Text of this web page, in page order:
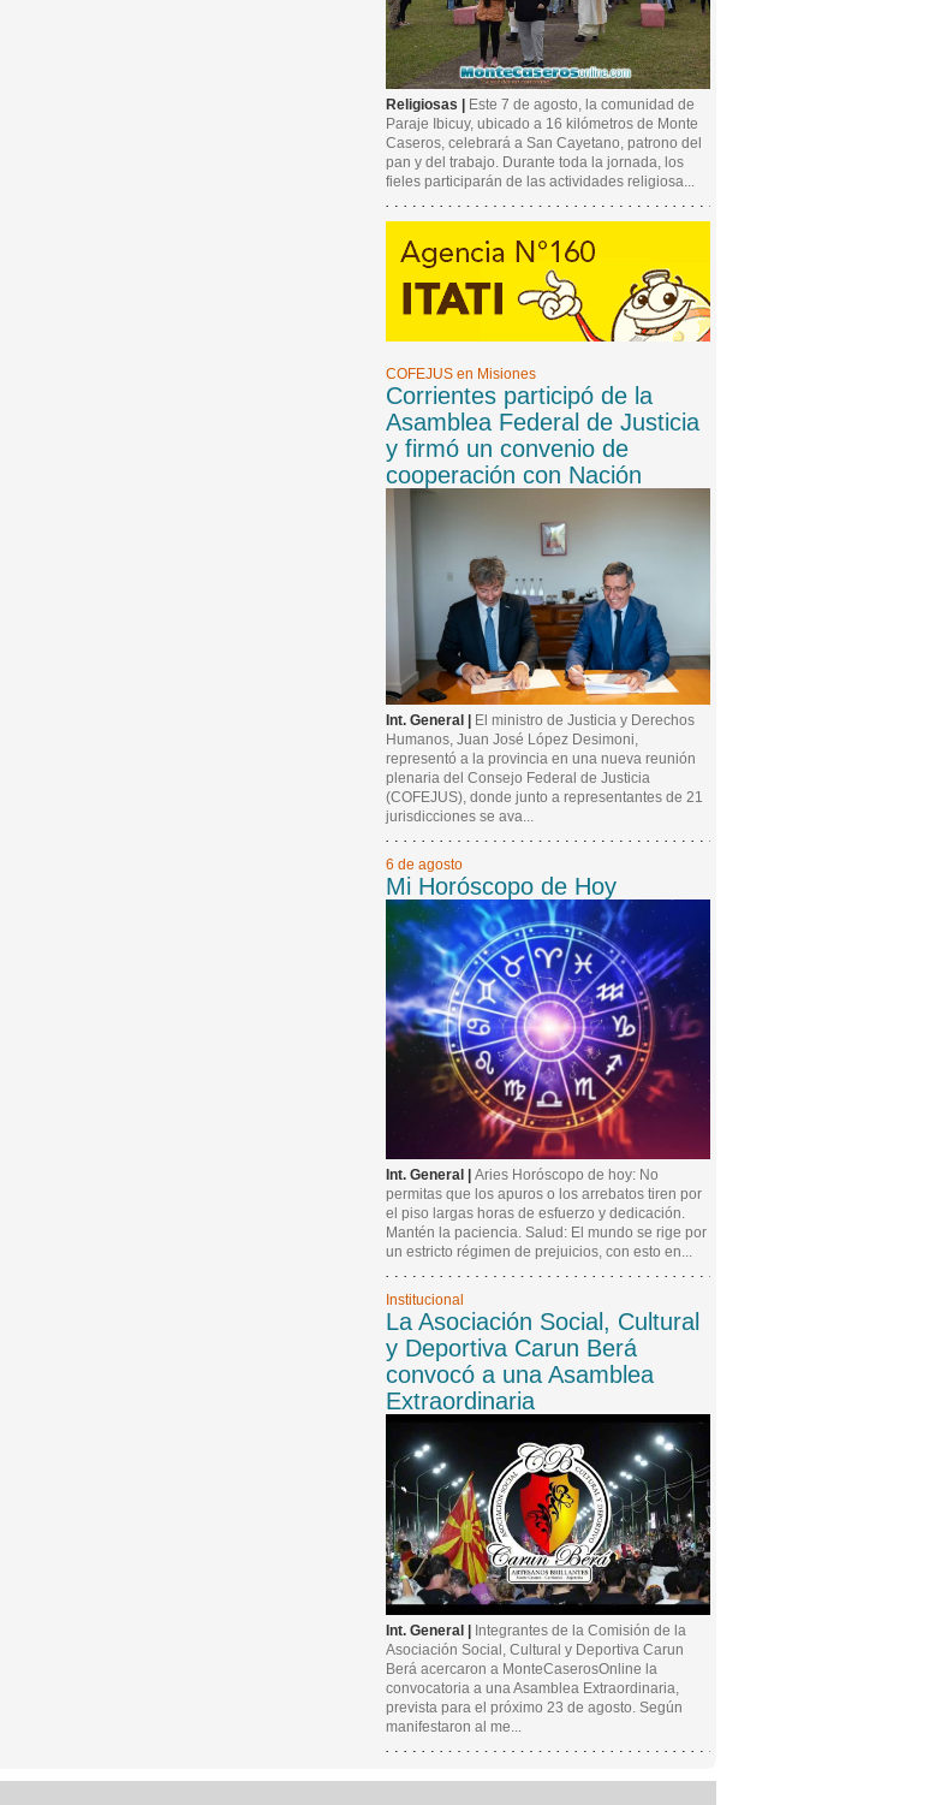
Religiosas |
Este 7 de agosto, la comunidad de
Paraje Ibicuy, ubicado a 16 kilómetros de Monte
Caseros, celebrará a San Cayetano, patrono del
pan y del trabajo. Durante toda la jornada, los
fieles participarán de las actividades religiosa...
COFEJUS en Misiones
Corrientes participó de la
Asamblea Federal de Justicia
y firmó un convenio de
cooperación con Nación
Int. General |
El ministro de Justicia y Derechos
Humanos, Juan José López Desimoni,
representó a la provincia en una nueva reunión
plenaria del Consejo Federal de Justicia
(COFEJUS), donde junto a representantes de 21
jurisdicciones se ava...
6 de agosto
Mi Horóscopo de Hoy
Int. General | Aries Horóscopo de hoy: No
permitas que los apuros o los arrebatos tiren por
el piso largas horas de esfuerzo y dedicación.
Mantén la paciencia. Salud: El mundo se rige por
un estricto régimen de prejuicios, con esto en...
Institucional
La Asociación Social, Cultural
y Deportiva Carun Berá
convocó a una Asamblea
Extraordinaria
Int. General |
Integrantes de la Comisión de la
Asociación Social, Cultural y Deportiva Carun
Berá acercaron a MonteCaserosOnline la
convocatoria a una Asamblea Extraordinaria,
prevista para el próximo 23 de agosto. Según
manifestaron al me...